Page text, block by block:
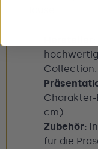
Collection.
cm).
Zubehör:
für die